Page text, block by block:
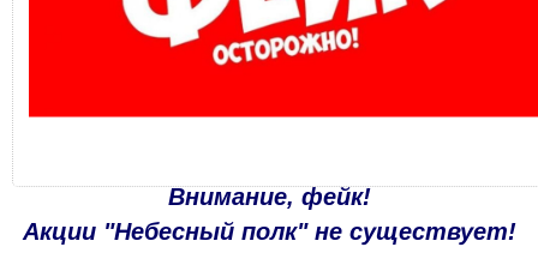
Внимание, фейк!
Акции "Небесный полк" не существует!